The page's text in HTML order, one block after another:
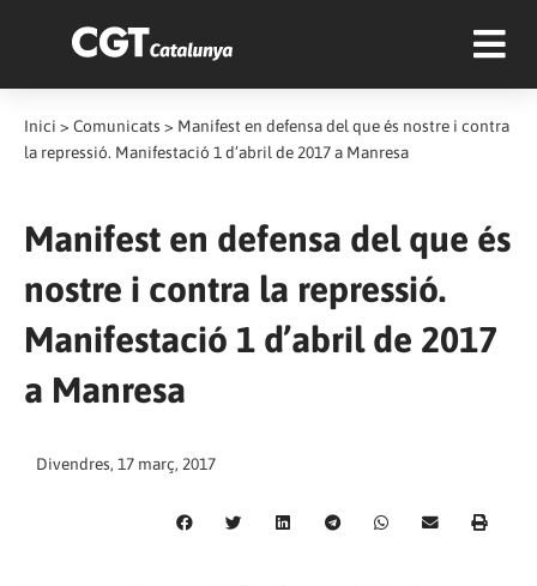
Inici > Comunicats > Manifest en defensa del que és nostre i contra
la repressió. Manifestació 1 d’abril de 2017 a Manresa
Manifest en defensa del que és
nostre i contra la repressió.
Manifestació 1 d’abril de 2017
a Manresa
Divendres, 17 març, 2017